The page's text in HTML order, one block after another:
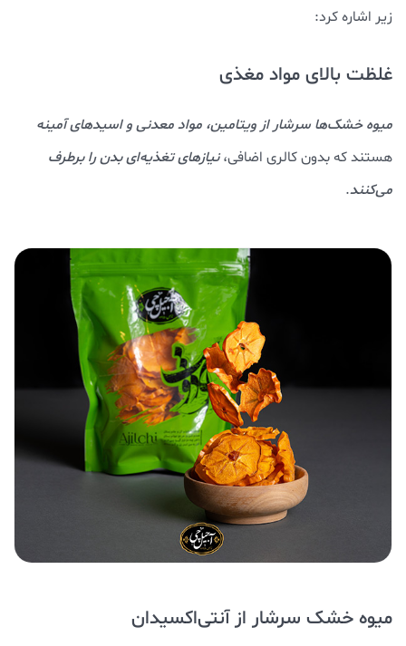
زیر اشاره کرد:
غلظت بالای مواد مغذی
میوه خشک‌ها سرشار از ویتامین، مواد معدنی و اسیدهای آمینه
هستند که بدون کالری اضافی،نیازهایتغذیه‌ای بدن را برطرف
می‌کنند.
میوه خشک سرشار از آنتی‌اکسیدان